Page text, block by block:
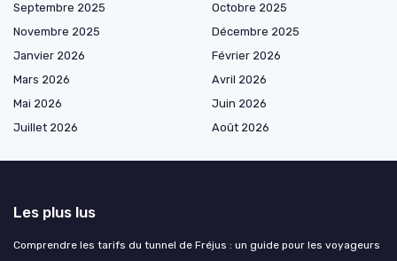
Septembre 2025
Octobre 2025
Novembre 2025
Décembre 2025
Janvier 2026
Février 2026
Mars 2026
Avril 2026
Mai 2026
Juin 2026
Juillet 2026
Août 2026
Les plus lus
Comprendre les tarifs du tunnel de Fréjus : un guide pour les voyageurs